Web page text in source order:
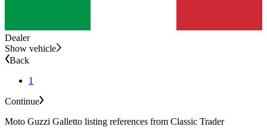
Dealer
Show vehicle
Back
1
Continue
Moto Guzzi Galletto listing references from Classic Trader